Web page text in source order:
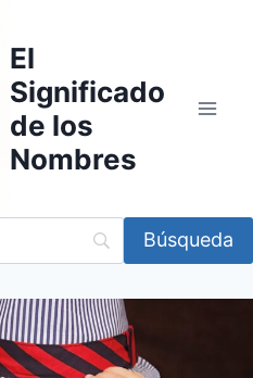
El
Significado
de los
Nombres